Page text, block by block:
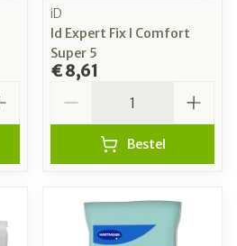
iD
Id Expert Fix l Comfort
Super 5
€ 8,61
Bestel